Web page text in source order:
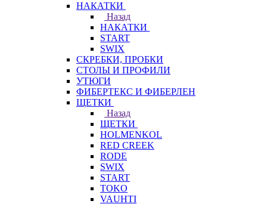
НАКАТКИ
Назад
НАКАТКИ
START
SWIX
СКРЕБКИ, ПРОБКИ
СТОЛЫ И ПРОФИЛИ
УТЮГИ
ФИБЕРТЕКС И ФИБЕРЛЕН
ЩЕТКИ
Назад
ЩЕТКИ
HOLMENKOL
RED CREEK
RODE
SWIX
START
TOKO
VAUHTI